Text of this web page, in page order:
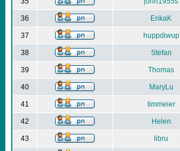
36 ErikaK
37 huppdiwup
38 Stefan
39 Thomas
40 MaryLu
41 timmeier
42 Helen
43 libru